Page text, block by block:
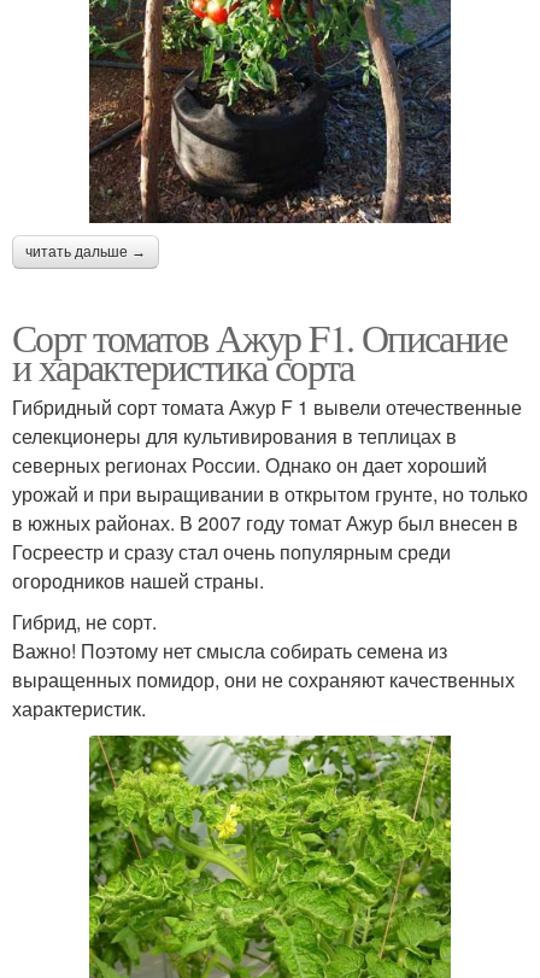
читать дальше →
Сорт томатов Ажур F1. Описание
и характеристика сорта
Гибридный сорт томата Ажур F 1 вывели отечественные
селекционеры для культивирования в теплицах в
северных регионах России. Однако он дает хороший
урожай и при выращивании в открытом грунте, но только
в южных районах. В 2007 году томат Ажур был внесен в
Госреестр и сразу стал очень популярным среди
огородников нашей страны.
Гибрид, не сорт.
Важно! Поэтому нет смысла собирать семена из
выращенных помидор, они не сохраняют качественных
характеристик.